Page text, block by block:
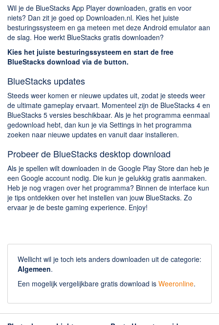
Wil je de BlueStacks App Player downloaden, gratis en voor
niets? Dan zit je goed op Downloaden.nl. Kies het juiste
besturingssysteem en ga meteen met deze Android emulator aan
de slag. Hoe werkt BlueStacks gratis downloaden?
Kies het juiste besturingssysteem en start de free
BlueStacks download via de button.
BlueStacks updates
Steeds weer komen er nieuwe updates uit, zodat je steeds weer
de ultimate gameplay ervaart. Momenteel zijn de BlueStacks 4 en
BlueStacks 5 versies beschikbaar. Als je het programma eenmaal
gedownload hebt, dan kun je via Settings in het programma
zoeken naar nieuwe updates en vanuit daar installeren.
Probeer de BlueStacks desktop download
Als je spellen wilt downloaden in de Google Play Store dan heb je
een Google account nodig. Die kun je gelukkig gratis aanmaken.
Heb je nog vragen over het programma? Binnen de interface kun
je tips ontdekken over het instellen van jouw BlueStacks. Zo
ervaar je de beste gaming experience. Enjoy!
Wellicht wil je toch iets anders downloaden uit de categorie:
Algemeen.
Een mogelijk vergelijkbare gratis download is Weeronline.